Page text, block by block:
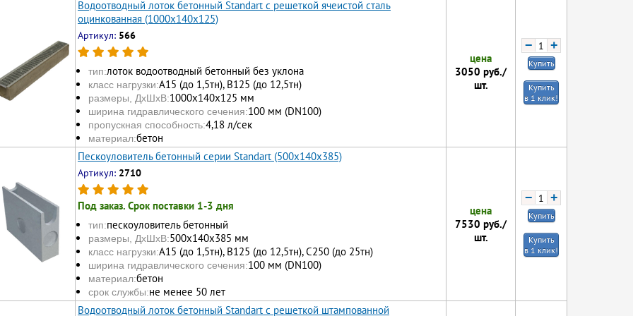
Водоотводный лоток бетонный Standart с решеткой ячеистой сталь
оцинкованная (1000x140x125)
Артикул: 566
тип:лоток водоотводный бетонный без уклона
класс нагрузки:А15 (до 1,5тн), В125 (до 12,5тн)
размеры, ДхШхВ:1000х140х125 мм
ширина гидравлического сечения:100 мм (DN100)
пропускная способность:4,18 л/сек
материал:бетон
цена
3050 руб./
шт.
− +
Купить
Купить
в 1 клик!
Пескоуловитель бетонный серии Standart (500x140x385)
Артикул: 2710
Под заказ. Срок поставки 1-3 дня
тип:пескоуловитель бетонный
размеры, ДхШхВ:500x140x385 мм
класс нагрузки:А15 (до 1,5тн), В125 (до 12,5тн), С250 (до 25тн)
ширина гидравлического сечения:100 мм (DN100)
материал:бетон
срок службы:не менее 50 лет
цена
7530 руб./
шт.
− +
Купить
Купить
в 1 клик!
Водоотводный лоток бетонный Standart с решеткой штампованной